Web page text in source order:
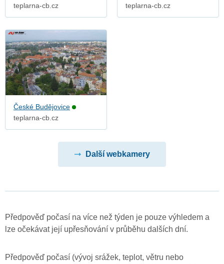
teplarna-cb.cz
teplarna-cb.cz
České Budějovice
teplarna-cb.cz
Další webkamery
Předpověď počasí na více než týden je pouze výhledem a
lze očekávat její upřesňování v průběhu dalších dní.
Předpověď počasí (vývoj srážek, teplot, větru nebo